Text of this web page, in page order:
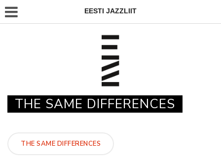
EESTI JAZZLIIT
THE SAME DIFFERENCES
THE SAME DIFFERENCES